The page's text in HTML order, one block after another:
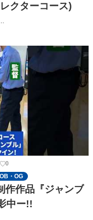
クターコース)
0
・OG
作作品『ジャンブ
中ー!!